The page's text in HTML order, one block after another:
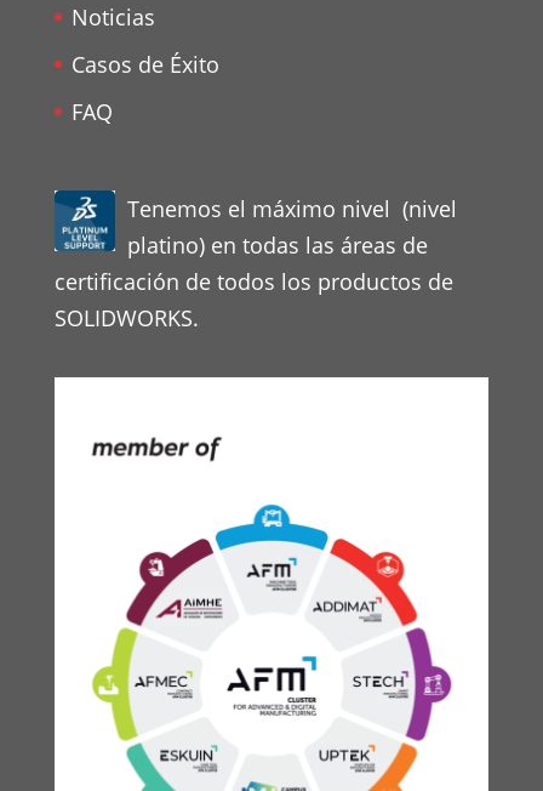
Noticias
Casos de Éxito
FAQ
Tenemos el máximo nivel (nivel
platino) en todas las áreas de
certificación de todos los productos de
SOLIDWORKS.